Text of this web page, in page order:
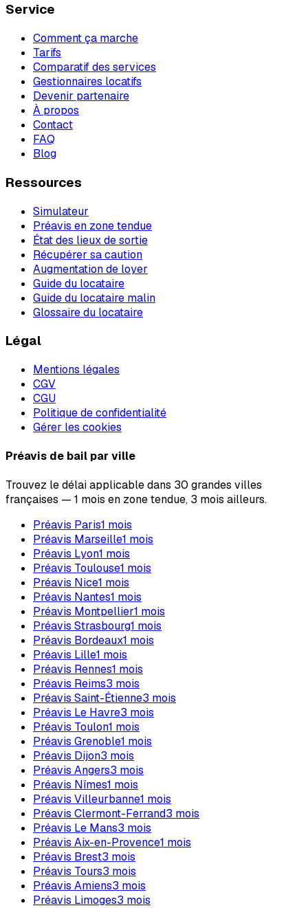
Service
Comment ça marche
Tarifs
Comparatif des services
Gestionnaires locatifs
Devenir partenaire
À propos
Contact
FAQ
Blog
Ressources
Simulateur
Préavis en zone tendue
État des lieux de sortie
Récupérer sa caution
Augmentation de loyer
Guide du locataire
Guide du locataire malin
Glossaire du locataire
Légal
Mentions légales
CGV
CGU
Politique de confidentialité
Gérer les cookies
Préavis de bail par ville
Trouvez le délai applicable dans 30 grandes villes
françaises — 1 mois en zone tendue, 3 mois ailleurs.
Préavis Paris1 mois
Préavis Marseille1 mois
Préavis Lyon1 mois
Préavis Toulouse1 mois
Préavis Nice1 mois
Préavis Nantes1 mois
Préavis Montpellier1 mois
Préavis Strasbourg1 mois
Préavis Bordeaux1 mois
Préavis Lille1 mois
Préavis Rennes1 mois
Préavis Reims3 mois
Préavis Saint-Étienne3 mois
Préavis Le Havre3 mois
Préavis Toulon1 mois
Préavis Grenoble1 mois
Préavis Dijon3 mois
Préavis Angers3 mois
Préavis Nîmes1 mois
Préavis Villeurbanne1 mois
Préavis Clermont-Ferrand3 mois
Préavis Le Mans3 mois
Préavis Aix-en-Provence1 mois
Préavis Brest3 mois
Préavis Tours3 mois
Préavis Amiens3 mois
Préavis Limoges3 mois